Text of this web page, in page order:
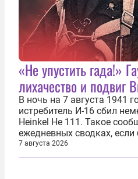
«Не упустить гада!»
лихачество и подвиг
В ночь на 7 августа 1941
истребитель И-16 сбил
Heinkel He 111. Такое
ежедневных сводках, если
обстоятельство. Это был
истории отечественной
7 августа 2026